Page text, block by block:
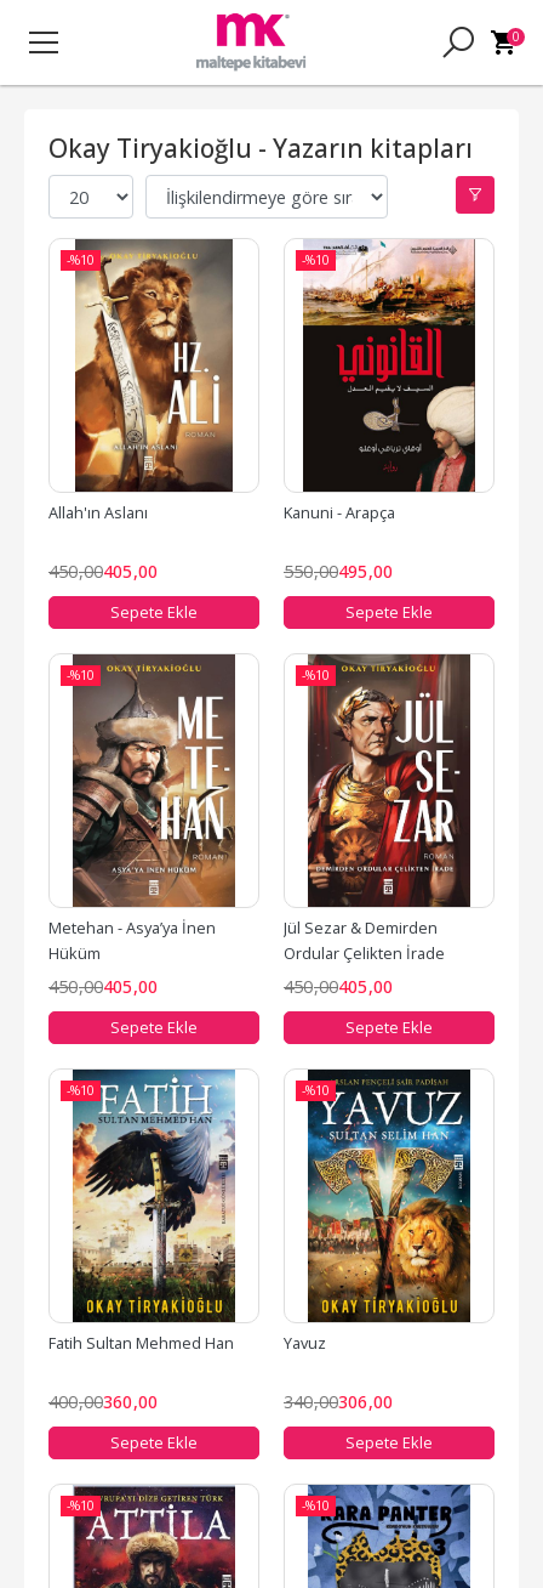
0
Okay Tiryakioğlu - Yazarın kitapları
-%10
Allah'ın Aslanı
450,00405,00
Sepete Ekle
-%10
Kanuni - Arapça
550,00495,00
Sepete Ekle
-%10
Metehan - Asya’ya İnen
Hüküm
450,00405,00
Sepete Ekle
-%10
Jül Sezar & Demirden
Ordular Çelikten İrade
450,00405,00
Sepete Ekle
-%10
Fatih Sultan Mehmed Han
400,00360,00
Sepete Ekle
-%10
Yavuz
340,00306,00
Sepete Ekle
-%10 -%10